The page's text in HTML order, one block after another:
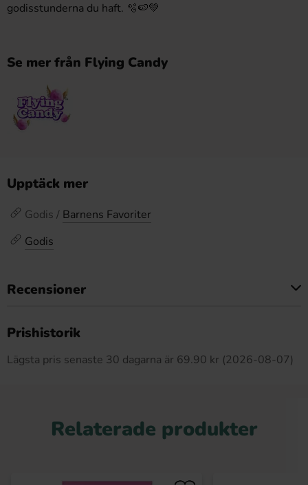
godisstunderna du haft. 🫧🍉💚
Se mer från Flying Candy
Upptäck mer
Godis / Barnens Favoriter
Godis
Recensioner
Prishistorik
Lägsta pris senaste 30 dagarna är 69.90 kr (2026-08-07)
Relaterade produkter